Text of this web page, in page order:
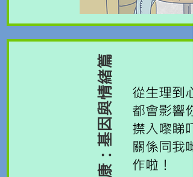
精神健康：基因與情緒篇
從生理到
都會影響
㩒入嚟睇​
關係同我
作啦！